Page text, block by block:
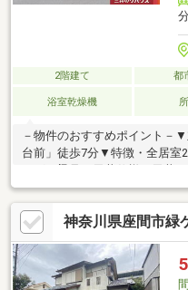
分
2階建て 都
浴室乾燥機
－物件のおすすめポイント－
台前」徒歩7分▼特徴・全居室
ろげる畳コーナー有・回遊性
ンター有・南側にL字型バルコ
▼2026年4月内外装リフォーム
粧台 等【貼替】クロス、フロ
関) 等【その他】屋根・外壁
伝いします ━━━━━・・・物
神奈川県座間市緑